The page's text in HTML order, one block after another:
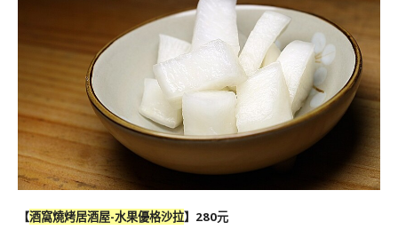
【酒窩燒烤居酒屋-水果優格沙拉】280元